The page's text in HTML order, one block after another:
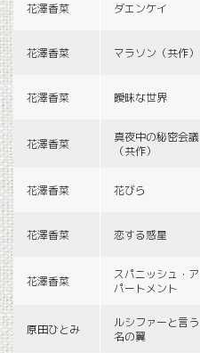
花澤香菜 ダエンケイ
花澤香菜 マラソン（共作）
花澤香菜 曖昧な世界
花澤香菜
真夜中の秘密会議
（共作）
花澤香菜 花びら
花澤香菜 恋する惑星
花澤香菜
スパニッシュ・ア
パートメント
原田ひとみ
ルシファーと言う
名の翼